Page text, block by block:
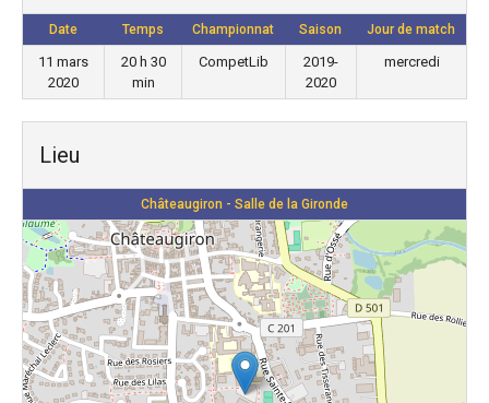
Date Temps Championnat Saison Jour de match
11 mars
2020
20 h 30
min
CompetLib
2019-
2020
mercredi
Lieu
Châteaugiron - Salle de la Gironde